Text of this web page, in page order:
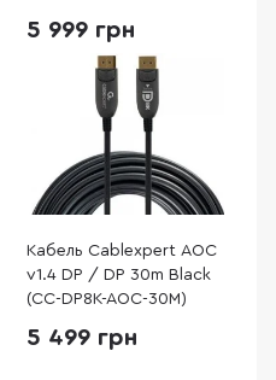
5 999 грн
Кабель Cablexpert AOC
v1.4 DP / DP 30m Black
(CC-DP8K-AOC-30M)
5 499 грн